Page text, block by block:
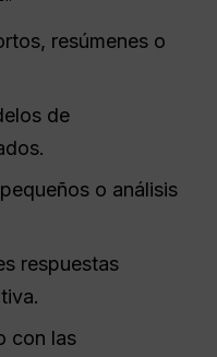
resúmenes o
de
o análisis
respuestas
con las